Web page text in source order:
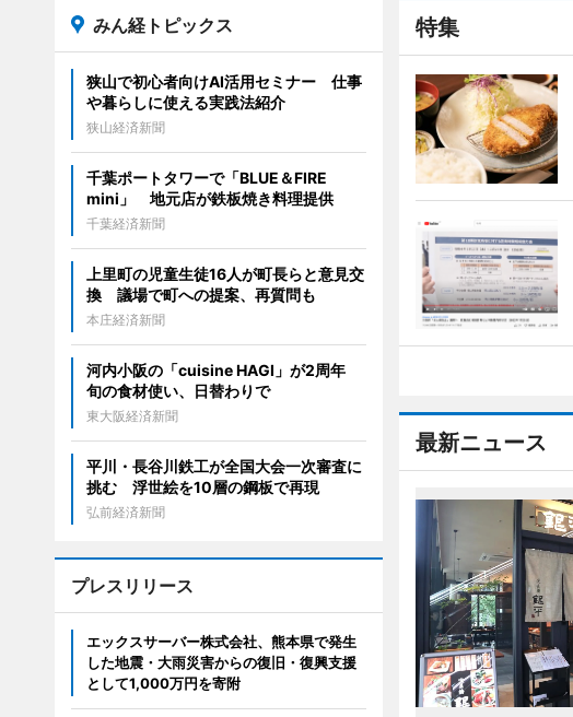
特集
最新ニュース
みん経トピックス
狭山で初心者向けAI活用セミナー 仕事
や暮らしに使える実践法紹介
狭山経済新聞
千葉ポートタワーで「BLUE＆FIRE
mini」 地元店が鉄板焼き料理提供
千葉経済新聞
上里町の児童生徒16人が町長らと意見交
換 議場で町への提案、再質問も
本庄経済新聞
河内小阪の「cuisine HAGI」が2周年
旬の食材使い、日替わりで
東大阪経済新聞
平川・長谷川鉄工が全国大会一次審査に
挑む 浮世絵を10層の鋼板で再現
弘前経済新聞
プレスリリース
エックスサーバー株式会社、熊本県で発生
した地震・大雨災害からの復旧・復興支援
として1,000万円を寄附